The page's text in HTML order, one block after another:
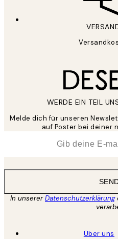
WERDE EIN TEIL
Melde dich für unseren
auf Poster bei deiner
In unsererDatenschutzerklärung
Über uns